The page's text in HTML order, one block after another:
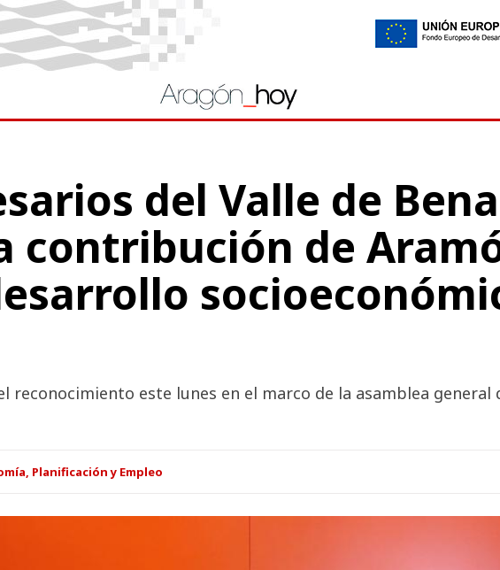
del Valle de
contribución de
reconocimiento este lunes en el marco de la asamblea general
Planificación y Empleo